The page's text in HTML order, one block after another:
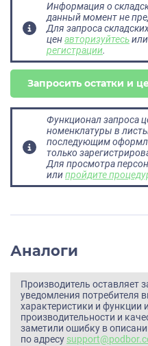
Информация о
данный момент не
Для запроса
ценавторизуйтесьили
регистрации.
Запросить остатки и
Функционал запроса
номенклатуры в
последующим
только
Для просмотра
илипройдите
Аналоги
Производитель оставляет
уведомления потребителя
характеристики и функции
производительности и
заметили ошибку в
по адресу